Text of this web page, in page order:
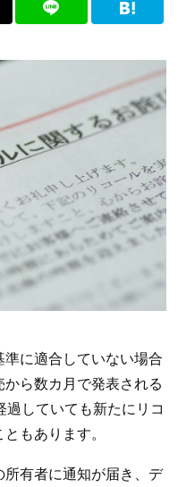
に適合していない場合
ら数カ月で発表される
していても新たにリコ
もあります。
所有者に通知が届き、デ